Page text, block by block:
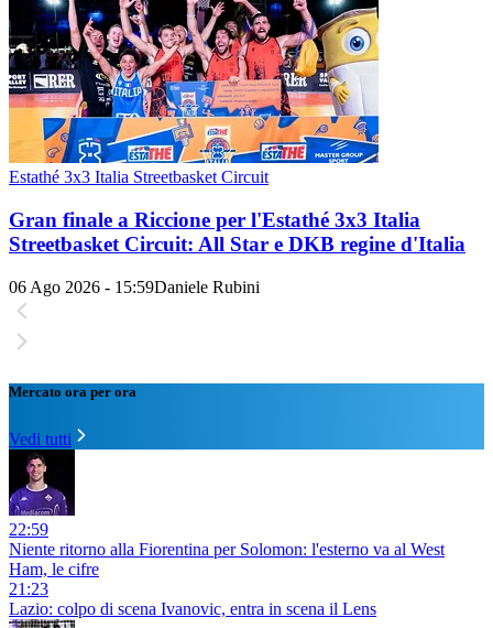
Estathé 3x3 Italia Streetbasket Circuit
Gran finale a Riccione per l'Estathé 3x3 Italia
Streetbasket Circuit: All Star e DKB regine d'Italia
06 Ago 2026 - 15:59Daniele Rubini
Mercato ora per ora
Vedi tutti
22:59
Niente ritorno alla Fiorentina per Solomon: l'esterno va al West
Ham, le cifre
21:23
Lazio: colpo di scena Ivanovic, entra in scena il Lens